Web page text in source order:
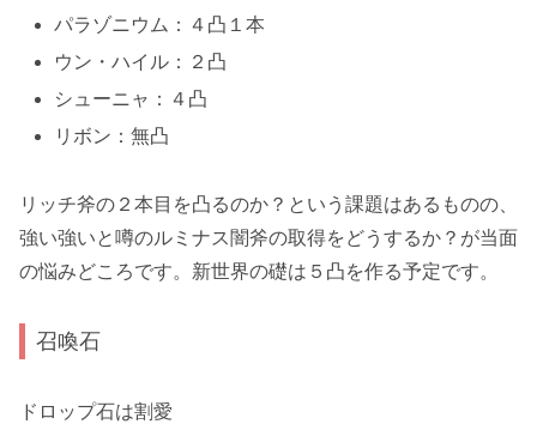
パラゾニウム：４凸１本
ウン・ハイル：２凸
シューニャ：４凸
リボン：無凸
リッチ斧の２本目を凸るのか？という課題はあるものの、
強い強いと噂のルミナス闇斧の取得をどうするか？が当面
の悩みどころです。新世界の礎は５凸を作る予定です。
召喚石
ドロップ石は割愛